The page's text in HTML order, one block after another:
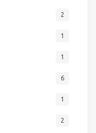
2
1
1
6
1
2